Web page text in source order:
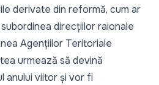
derivate din reformă, cum ar
direcțiilor raionale
Agențiilor Teritoriale
urmează să devină
anului viitor și vor fi